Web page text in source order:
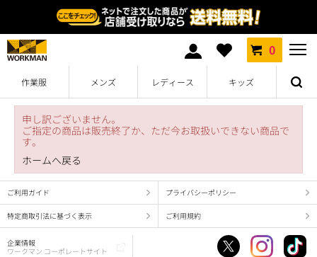
0
作業服 メンズ レディース キッズ
申し訳ございません。
ご指定の商品は販売終了か、ただ今お取扱いできない商品で
す。
ホームへ戻る
ご利用ガイド プライバシーポリシー
特定商取引法に基づく表示 ご利用規約
企業情報
ワークマン コーポレートサイト